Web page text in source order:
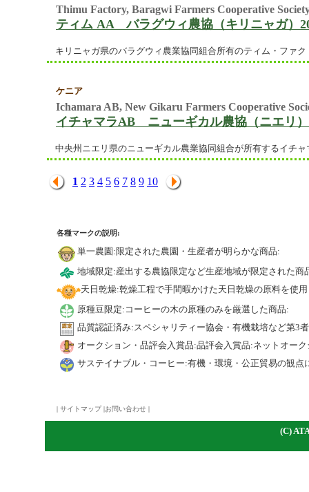
Thimu Factory, Baragwi Farmers Cooperative
ティム AA バラグウィ農協（キリニャガ）
キリニャガ県のバラグウィ農業協同組合所有のティム・ファ
ケニア
Ichamara AB, New Gikaru Farmers Cooperative
イチャマラAB ニューギカル農協（ニエリ）
中央州ニエリ県のニューギカル農業協同組合が所有するイチ
1 2 3 4 5 6 7 8 9 10
各種マークの説明:
単一農園:限定された農園・生産者が明らかな商品:
地域限定:産出する農協限定など生産地域が限定された商
天日乾燥:乾燥工程で手間暇かけた天日乾燥の原料を使
原種豆限定:コーヒーの木の原種のみを厳選した商品:
品質認証済み:スペシャリティー協会・有機栽培など第3
オークション・品評会入賞品:品評会入賞品:ネットオー
サステイナブル・コーヒー:有機・環境・公正貿易の観
| サイトマップ|お問い合わせ |
(C) A